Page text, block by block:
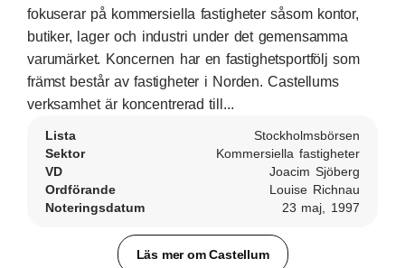
fokuserar på kommersiella fastigheter såsom kontor,
butiker, lager och industri under det gemensamma
varumärket. Koncernen har en fastighetsportfölj som
främst består av fastigheter i Norden. Castellums
verksamhet är koncentrerad till...
Lista
Stockholmsbörsen
Sektor
Kommersiella fastigheter
VD
Joacim Sjöberg
Ordförande
Louise Richnau
Noteringsdatum
23 maj, 1997
Läs mer om Castellum